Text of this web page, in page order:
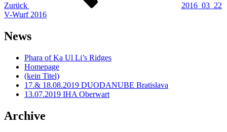
Zurück
2016_03_22
V-Wurf 2016
News
Phara of Ka Ul Li’s Ridges
Homepage
(kein Titel)
17.& 18.08.2019 DUODANUBE Bratislava
13.07.2019 IHA Oberwart
Archive